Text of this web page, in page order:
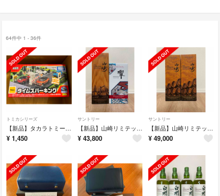
64件中 1 - 36件
トミカシリーズ
【新品】タカラトミー トミカワールド トミカタウン タイムズパーキング
¥ 1,450
サントリー
【新品】山崎リミテッドエディション2022&響ブロッサムハーモニー2022セット
¥ 43,800
サントリー
【新品】山崎リミテッド エディション2023 2本
¥ 49,000